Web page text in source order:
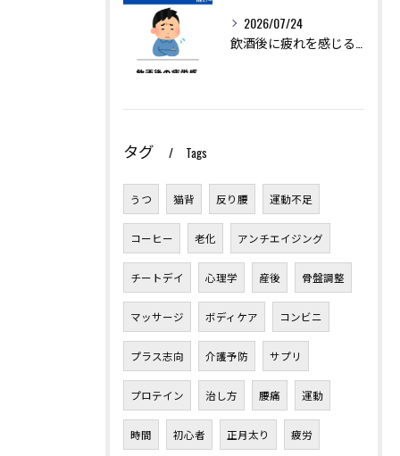
2026/07/24
飲酒後に疲れを感じるのは、アルコールの分解に多くのエネルギー...
タグ Tags
うつ 猫背 反り腰 運動不足
コーヒー 老化 アンチエイジング
チートデイ 心理学 産後 骨盤調整
マッサージ ボディケア コンビニ
プラス志向 介護予防 サプリ
プロテイン 治し方 腰痛 運動
時間 初心者 正月太り 疲労